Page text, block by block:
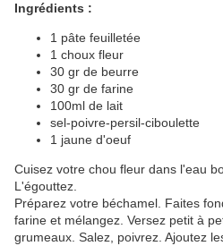
Ingrédients :
1 pâte feuilletée
1 choux fleur
30 gr de beurre
30 gr de farine
100ml de lait
sel-poivre-persil-ciboulette
1 jaune d'oeuf
Cuisez votre chou fleur dans l'eau
L'égouttez.
Préparez votre béchamel. Faites
farine et mélangez. Versez petit à
grumeaux. Salez, poivrez. Ajoutez